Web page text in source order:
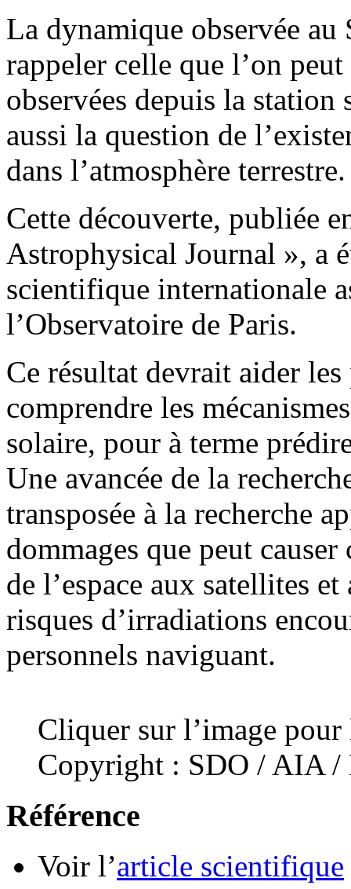
La dynamique observée au
rappeler celle que l’on
observées depuis la
aussi la question de
dans l’atmosphère terrestre.
Cette découverte, publiée
Astrophysical Journal », a
scientifique internationale
l’Observatoire de Paris.
Ce résultat devrait aider
comprendre les
solaire, pour à terme
Une avancée de la
transposée à la recherche
dommages que peut
de l’espace aux satellites
risques d’irradiations
personnels naviguant.
Cliquer sur l’image
Copyright : SDO / AIA
Référence
Voir l’article scientifique